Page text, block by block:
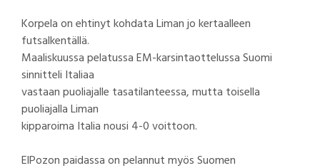
Korpela on ehtinyt kohdata Liman jo kertaalleen
futsalkentällä.
Maaliskuussa pelatussa EM-karsintaottelussa Suomi
sinnitteli Italiaa
vastaan puoliajalle tasatilanteessa, mutta toisella
puoliajalla Liman
kipparoima Italia nousi 4-0 voittoon.
ElPozon paidassa on pelannut myös Suomen